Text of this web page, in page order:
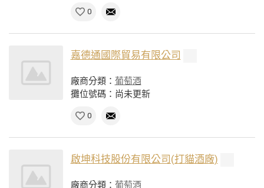
0
嘉德通國際貿易有限公司
廠商分類： 葡萄酒
攤位號碼：尚未更新
0
啟坤科技股份有限公司(打貓酒廠)
廠商分類： 葡萄酒